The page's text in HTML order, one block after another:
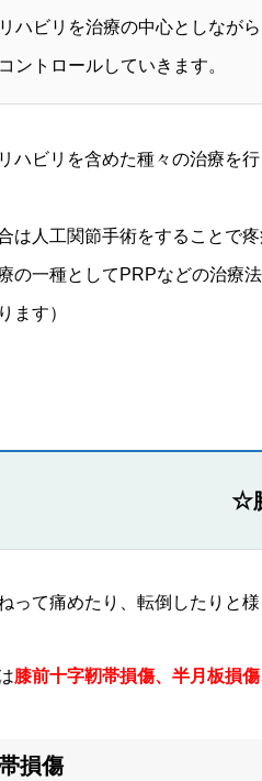
ハビリを治療の中心としなが
ントロールしていきます。
ハビリを含めた種々の治療を
は人工関節手術をすることで疼
の一種としてPRPなどの治療
ます）
☆
って痛めたり、転倒したりと
膝前十字靭帯損傷、半月板損
損傷